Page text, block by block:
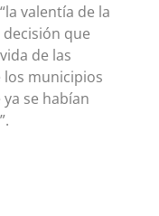
valentía de la
que
de las
los municipios
se habían